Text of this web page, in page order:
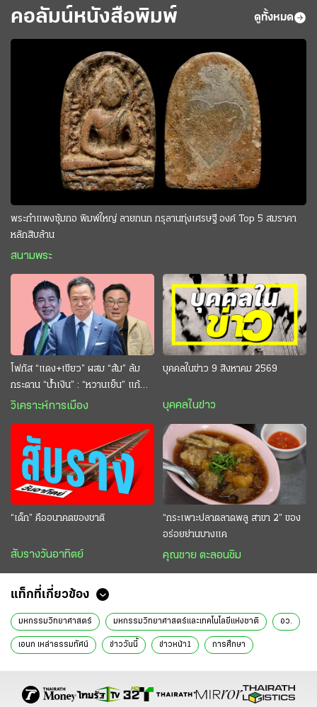
คอลัมน์หนังสือพิมพ์ ดูทั้งหมด
พระกำแพงซุ้มกอ พิมพ์ใหญ่ ลายกนก กรุลานทุ่งเศรษฐี องค์ Top 5 สมราคา
หลักสิบล้าน
สนามพระ
โฟกัส “แดง+เขียว” ผสม “ส้ม” ล้ม
กระดาน “นํ้าเงิน” : “หวานเย็น” แก้
กระหาย “อนุทิน” ดักตีกินสบาย
วิเคราะห์การเมือง
บุคคลในข่าว 9 สิงหาคม 2569
บุคคลในข่าว
“เด็ก” คืออนาคตของชาติ
สับรางวันอาทิตย์
“กระเพาะปลาตลาดพลู สาขา 2” ของ
อร่อยย่านบางแค
คุณชาย ตะลอนชิม
แท็กที่เกี่ยวข้อง
มหกรรมวิทยาศาสตร์ มหกรรมวิทยาศาสตร์และเทคโนโลยีแห่งชาติ อว.
เอนก เหล่าธรรมทัศน์ ข่าววันนี้ ข่าวหน้า1 การศึกษา